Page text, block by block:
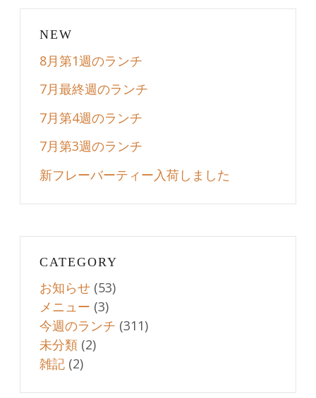
NEW
8月第1週のランチ
7月最終週のランチ
7月第4週のランチ
7月第3週のランチ
新フレーバーティー入荷しました
CATEGORY
お知らせ (53)
メニュー (3)
今週のランチ (311)
未分類 (2)
雑記 (2)